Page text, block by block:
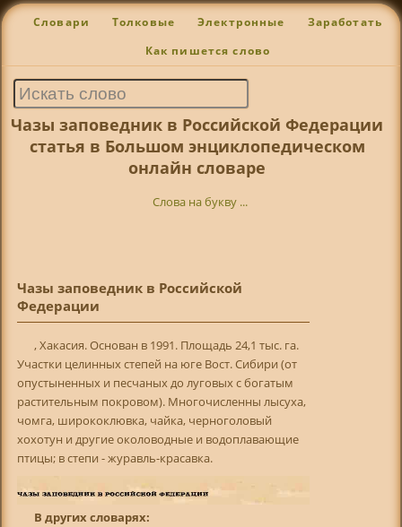
Словари Толковые Электронные Заработать
Как пишется слово
Чазы заповедник в Российской Федерации
статья в Большом энциклопедическом
онлайн словаре
Слова на букву ...
Чазы заповедник в Российской
Федерации
, Хакасия. Основан в 1991. Площадь 24,1 тыс. га.
Участки целинных степей на юге Вост. Сибири (от
опустыненных и песчаных до луговых с богатым
растительным покровом). Многочисленны лысуха,
чомга, ширококлювка, чайка, черноголовый
хохотун и другие околоводные и водоплавающие
птицы; в степи - журавль-красавка.
В других словарях: